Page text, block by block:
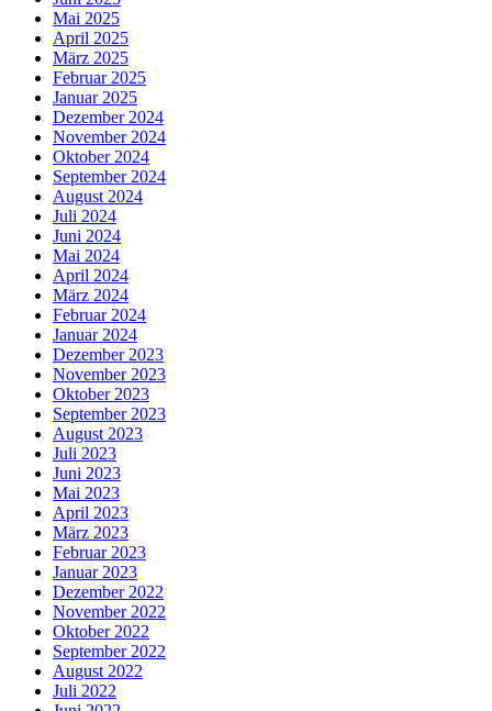
Mai 2025
April 2025
März 2025
Februar 2025
Januar 2025
Dezember 2024
November 2024
Oktober 2024
September 2024
August 2024
Juli 2024
Juni 2024
Mai 2024
April 2024
März 2024
Februar 2024
Januar 2024
Dezember 2023
November 2023
Oktober 2023
September 2023
August 2023
Juli 2023
Juni 2023
Mai 2023
April 2023
März 2023
Februar 2023
Januar 2023
Dezember 2022
November 2022
Oktober 2022
September 2022
August 2022
Juli 2022